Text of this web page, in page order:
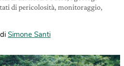
di pericolosità, monitoraggio,
di Simone Santi